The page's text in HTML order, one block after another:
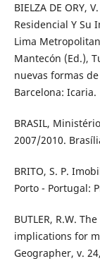
BIELZA DE ORY,
Residencial Y Su
Lima
Mantecón (Ed.),
nuevas formas
Barcelona: Icaria.
BRASIL,
2007/2010.
BRITO, S. P.
Porto - Portugal:
BUTLER, R.W.
implications for
Geographer, v.